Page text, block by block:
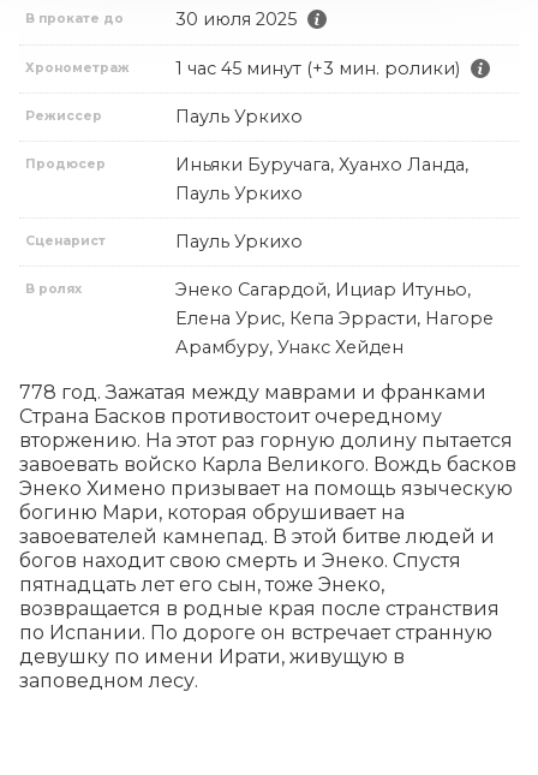
В прокате до 30 июля 2025
Хронометраж 1 час 45 минут (+3 мин. ролики)
Режиссер Пауль Уркихо
Продюсер
Иньяки Буручага, Хуанхо Ланда,
Пауль Уркихо
Сценарист Пауль Уркихо
В ролях
Энеко Сагардой, Ициар Итуньо,
Елена Урис, Кепа Эррасти, Нагоре
Арамбуру, Унакс Хейден
778 год. Зажатая между маврами и франками
Страна Басков противостоит очередному
вторжению. На этот раз горную долину пытается
завоевать войско Карла Великого. Вождь басков
Энеко Химено призывает на помощь языческую
богиню Мари, которая обрушивает на
завоевателей камнепад. В этой битве людей и
богов находит свою смерть и Энеко. Спустя
пятнадцать лет его сын, тоже Энеко,
возвращается в родные края после странствия
по Испании. По дороге он встречает странную
девушку по имени Ирати, живущую в
заповедном лесу.